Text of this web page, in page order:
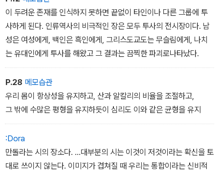
이 두려운 존재를 인식하지 못하면 끝없이 타인이나 다른 그룹에 투
사하게 된다. 인류역사의 비극적인 장은 모두 투사의 전시장이다. 남
성은 여성에게, 백인은 흑인에게, 그리스도교도는 무슬림에게, 나치
는 유대인에게 투사를 해왔고 그 결과는 끔찍한 파괴로나타났다.
P.28 메모습관
우리 몸이 항상성을 유지하고, 산과 알칼리의 비율을 조절하고,
그 밖에 수많은 평형을 유지하듯이 심리도 이와 같은 균형을 유지
:Dora
만돌라는 시의 장소다. ...대부분의 시는 이것이 저것이라는 확신을 토
대로 쓰이지 않는다. 이미지가 겹쳐질 때 우리는 통합이라는 신비적